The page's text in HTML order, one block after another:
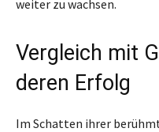
weiter zu wachsen.
Vergleich mit
deren Erfolg
Im Schatten ihrer